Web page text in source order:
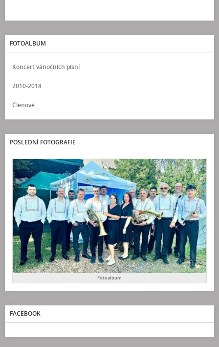
FOTOALBUM
Koncert vánočních písní
2010-2018
Členové
POSLEDNÍ FOTOGRAFIE
Fotoalbum
FACEBOOK